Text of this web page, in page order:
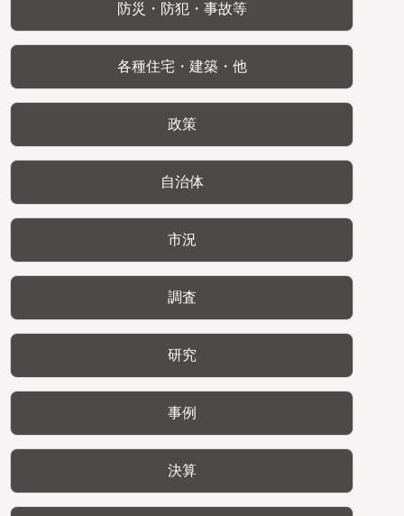
防災・防犯・事故等
各種住宅・建築・他
政策
自治体
市況
調査
研究
事例
決算